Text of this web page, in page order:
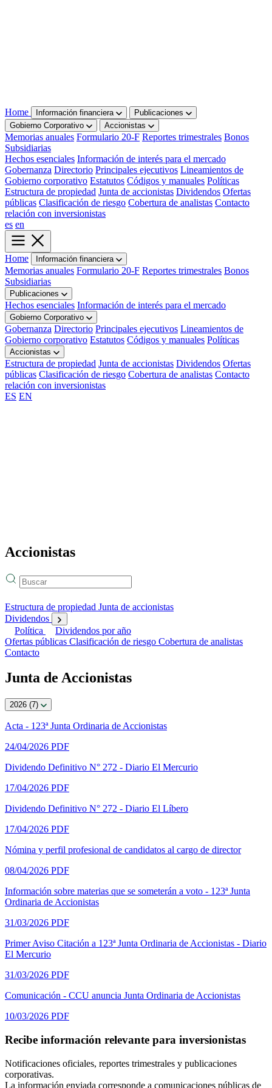
Home Información financiera
Publicaciones
Gobierno Corporativo
Accionistas
Memorias anuales Formulario 20-F Reportes trimestrales Bonos
Subsidiarias
Hechos esenciales Información de interés para el mercado
Gobernanza Directorio Principales ejecutivos Lineamientos de
Gobierno corporativo Estatutos Códigos y manuales Políticas
Estructura de propiedad Junta de accionistas Dividendos Ofertas
públicas Clasificación de riesgo Cobertura de analistas Contacto
relación con inversionistas
es en
Home Información financiera
Memorias anuales Formulario 20-F Reportes trimestrales Bonos
Subsidiarias
Publicaciones
Hechos esenciales Información de interés para el mercado
Gobierno Corporativo
Gobernanza Directorio Principales ejecutivos Lineamientos de
Gobierno corporativo Estatutos Códigos y manuales Políticas
Accionistas
Estructura de propiedad Junta de accionistas Dividendos Ofertas
públicas Clasificación de riesgo Cobertura de analistas Contacto
relación con inversionistas
ES EN
Accionistas
Estructura de propiedad Junta de accionistas
Dividendos
Política
Dividendos por año
Ofertas públicas Clasificación de riesgo Cobertura de analistas
Contacto
Junta de Accionistas
2026 (7)
Acta - 123ª Junta Ordinaria de Accionistas
24/04/2026 PDF
Dividendo Definitivo N° 272 - Diario El Mercurio
17/04/2026 PDF
Dividendo Definitivo N° 272 - Diario El Líbero
17/04/2026 PDF
Nómina y perfil profesional de candidatos al cargo de director
08/04/2026 PDF
Información sobre materias que se someterán a voto - 123ª Junta
Ordinaria de Accionistas
31/03/2026 PDF
Primer Aviso Citación a 123ª Junta Ordinaria de Accionistas - Diario
El Mercurio
31/03/2026 PDF
Comunicación - CCU anuncia Junta Ordinaria de Accionistas
10/03/2026 PDF
Recibe información relevante para inversionistas
Notificaciones oficiales, reportes trimestrales y publicaciones
corporativas.
La información enviada corresponde a comunicaciones públicas de